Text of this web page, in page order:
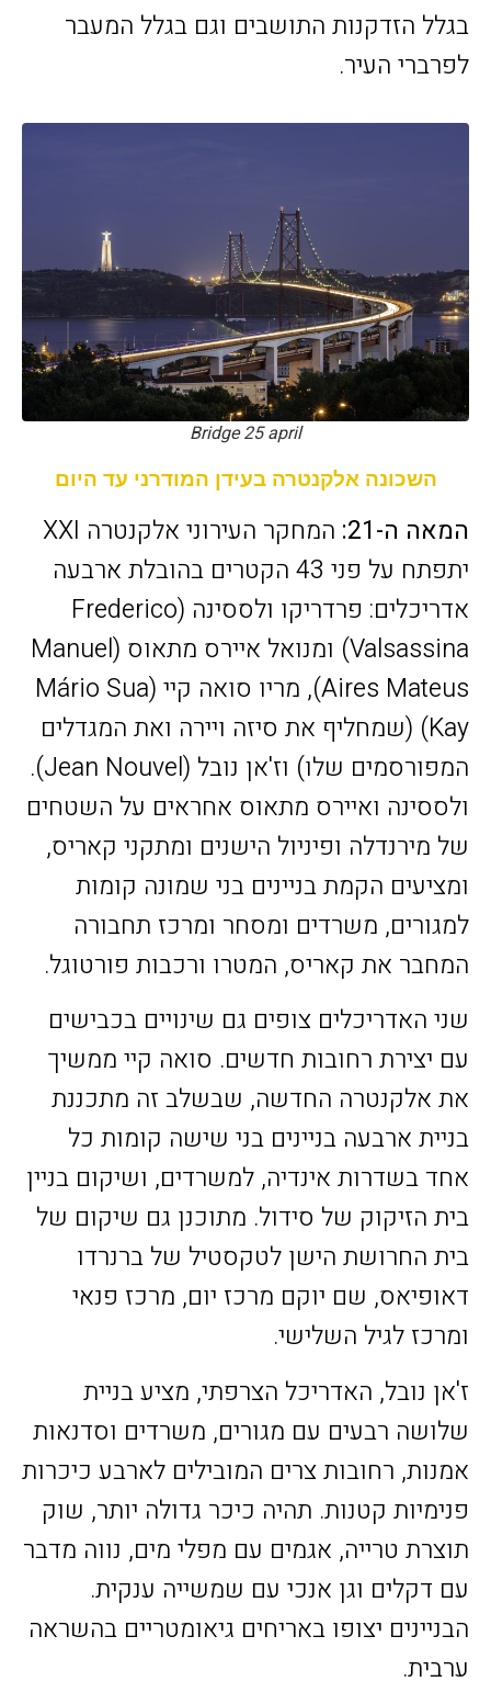
בגלל הזדקנות התושבים וגם בגלל המעבר
לפרברי העיר.
Bridge 25 april
השכונה אלקנטרה בעידן המודרני עד היום
המאה ה-21:
המחקר העירוני אלקנטרה XXI
יתפתח על פני 43 הקטרים בהובלת ארבעה
אדריכלים: פרדריקו ולססינה (Frederico
Valsassina) ומנואל איירס מתאוס (Manuel
Aires Mateus), מריו סואה קיי (Mário Sua
Kay) (שמחליף את סיזה ויירה ואת המגדלים
המפורסמים שלו) וז'אן נובל (Jean Nouvel).
ולססינה ואיירס מתאוס אחראים על השטחים
של מירנדלה ופיניול הישנים ומתקני קאריס,
ומציעים הקמת בניינים בני שמונה קומות
למגורים, משרדים ומסחר ומרכז תחבורה
המחבר את קאריס, המטרו ורכבות פורטוגל.
שני האדריכלים צופים גם שינויים בכבישים
עם יצירת רחובות חדשים. סואה קיי ממשיך
את אלקנטרה החדשה, שבשלב זה מתכננת
בניית ארבעה בניינים בני שישה קומות כל
אחד בשדרות אינדיה, למשרדים, ושיקום בניין
בית הזיקוק של סידול. מתוכנן גם שיקום של
בית החרושת הישן לטקסטיל של ברנרדו
דאופיאס, שם יוקם מרכז יום, מרכז פנאי
ומרכז לגיל השלישי.
ז'אן נובל, האדריכל הצרפתי, מציע בניית
שלושה רבעים עם מגורים, משרדים וסדנאות
אמנות, רחובות צרים המובילים לארבע כיכרות
פנימיות קטנות. תהיה כיכר גדולה יותר, שוק
תוצרת טרייה, אגמים עם מפלי מים, נווה מדבר
עם דקלים וגן אנכי עם שמשייה ענקית.
הבניינים יצופו באריחים גיאומטריים בהשראה
ערבית.